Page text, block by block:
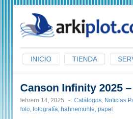
INICIO TIENDA
Canson Infinity 2025
febrero 14, 2025 - Catálogos, Noticias
foto, fotografía, hahnemühle, papel